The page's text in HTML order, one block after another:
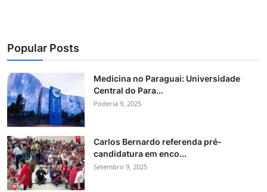
Popular Posts
Medicina no Paraguai: Universidade
Central do Para...
Poderia 9, 2025
Carlos Bernardo referenda pré-
candidatura em enco...
Setembro 9, 2025